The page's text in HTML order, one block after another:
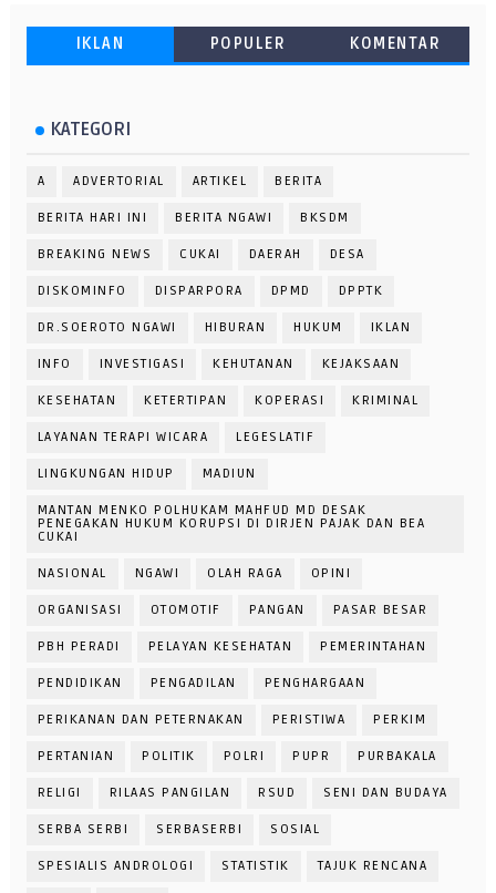
IKLAN POPULER KOMENTAR
KATEGORI
A ADVERTORIAL ARTIKEL BERITA
BERITA HARI INI BERITA NGAWI BKSDM
BREAKING NEWS CUKAI DAERAH DESA
DISKOMINFO DISPARPORA DPMD DPPTK
DR.SOEROTO NGAWI HIBURAN HUKUM IKLAN
INFO INVESTIGASI KEHUTANAN KEJAKSAAN
KESEHATAN KETERTIPAN KOPERASI KRIMINAL
LAYANAN TERAPI WICARA LEGESLATIF
LINGKUNGAN HIDUP MADIUN
MANTAN MENKO POLHUKAM MAHFUD MD DESAK
PENEGAKAN HUKUM KORUPSI DI DIRJEN PAJAK DAN BEA
CUKAI
NASIONAL NGAWI OLAH RAGA OPINI
ORGANISASI OTOMOTIF PANGAN PASAR BESAR
PBH PERADI PELAYAN KESEHATAN PEMERINTAHAN
PENDIDIKAN PENGADILAN PENGHARGAAN
PERIKANAN DAN PETERNAKAN PERISTIWA PERKIM
PERTANIAN POLITIK POLRI PUPR PURBAKALA
RELIGI RILAAS PANGILAN RSUD SENI DAN BUDAYA
SERBA SERBI SERBASERBI SOSIAL
SPESIALIS ANDROLOGI STATISTIK TAJUK RENCANA